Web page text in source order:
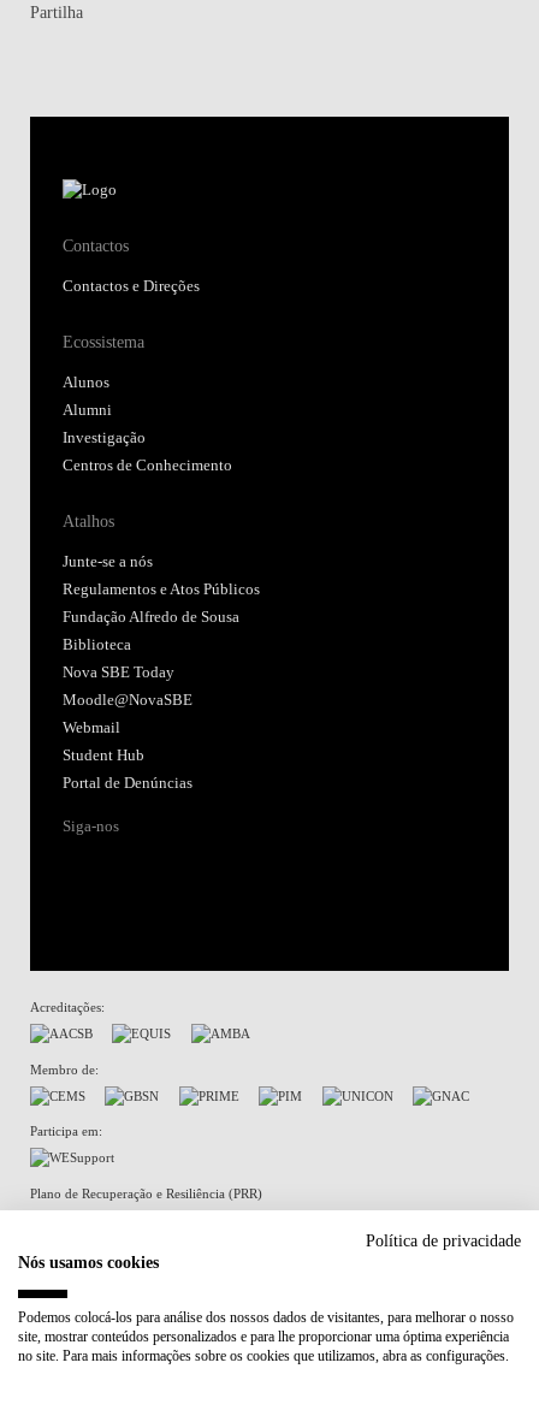
Partilha
Contactos
Contactos e Direções
Ecossistema
Alunos
Alumni
Investigação
Centros de Conhecimento
Atalhos
Junte-se a nós
Regulamentos e Atos Públicos
Fundação Alfredo de Sousa
Biblioteca
Nova SBE Today
Moodle@NovaSBE
Webmail
Student Hub
Portal de Denúncias
Siga-nos
Acreditações:
Membro de:
Participa em:
Plano de Recuperação e Resiliência (PRR)
Política de Privacidade
Política de privacidade
Nós usamos cookies
Podemos colocá-los para análise dos nossos dados de visitantes, para melhorar o nosso
site, mostrar conteúdos personalizados e para lhe proporcionar uma óptima experiência
no site. Para mais informações sobre os cookies que utilizamos, abra as configurações.